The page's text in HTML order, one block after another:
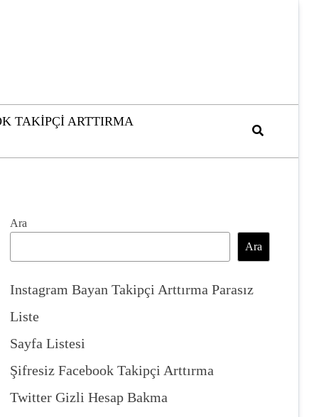
TAKIPÇI ARTTIRMA
Ara
Ara
Instagram Bayan Takipçi Arttırma Parasız
Liste
Sayfa Listesi
Şifresiz Facebook Takipçi Arttırma
Twitter Gizli Hesap Bakma